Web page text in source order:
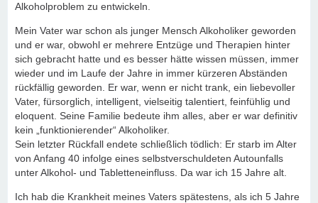
Alkoholproblem zu entwickeln.
Mein Vater war schon als junger Mensch Alkoholiker geworden
und er war, obwohl er mehrere Entzüge und Therapien hinter
sich gebracht hatte und es besser hätte wissen müssen, immer
wieder und im Laufe der Jahre in immer kürzeren Abständen
rückfällig geworden. Er war, wenn er nicht trank, ein liebevoller
Vater, fürsorglich, intelligent, vielseitig talentiert, feinfühlig und
eloquent. Seine Familie bedeute ihm alles, aber er war definitiv
kein „funktionierender“ Alkoholiker.
Sein letzter Rückfall endete schließlich tödlich: Er starb im Alter
von Anfang 40 infolge eines selbstverschuldeten Autounfalls
unter Alkohol- und Tabletteneinfluss. Da war ich 15 Jahre alt.
Ich hab die Krankheit meines Vaters spätestens, als ich 5 Jahre